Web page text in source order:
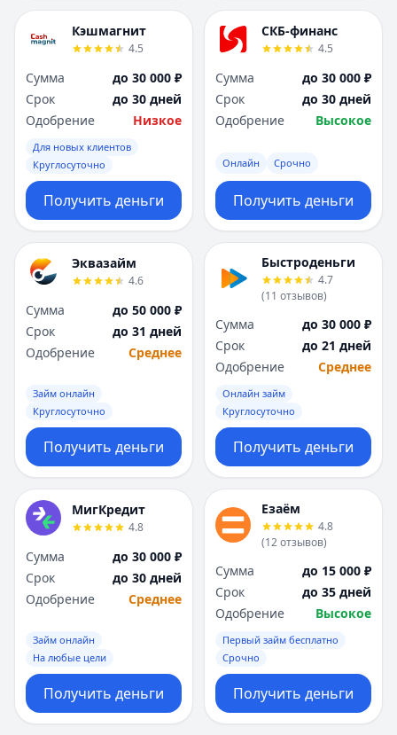
Кэшмагнит
4.5
Сумма
до 30 000 ₽
Срок
до 30 дней
Одобрение
Низкое
Для новых клиентов
Круглосуточно
Получить деньги
СКБ-финанс
4.5
Сумма
до 30 000 ₽
Срок
до 30 дней
Одобрение
Высокое
Онлайн Срочно
Получить деньги
Эквазайм
4.6
Сумма
до 50 000 ₽
Срок
до 31 дней
Одобрение
Среднее
Займ онлайн
Круглосуточно
Получить деньги
Быстроденьги
4.7
(11 отзывов)
Сумма
до 30 000 ₽
Срок
до 21 дней
Одобрение
Среднее
Онлайн займ
Круглосуточно
Получить деньги
МигКредит
4.8
Сумма
до 30 000 ₽
Срок
до 30 дней
Одобрение
Среднее
Займ онлайн
На любые цели
Получить деньги
Езаём
4.8
(12отзывов)
Сумма
до 15 000 ₽
Срок
до 35 дней
Одобрение
Высокое
Первый займ бесплатно
Срочно
Получить деньги